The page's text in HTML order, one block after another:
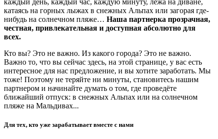
катаясь на горных лыжах в снежных Альпах или загорая где-
нибудь на солнечном пляже… Наша партнерка прозрачная,
честная, привлекательная и доступная абсолютно для
всех.
Кто вы? Это не важно. Из какого города? Это не важно.
Важно то, что вы сейчас здесь, на этой странице, у вас есть
интересное для нас предложение, и вы хотите заработать. Мы
тоже! Поэтому не теряйте ни минуты, становитесь нашим
партнером и начинайте думать о том, где проведёте
ближайший отпуск: в снежных Альпах или на солнечном
пляже на Мальдивах...
Для тех, кто уже зарабатывает вместе с нами